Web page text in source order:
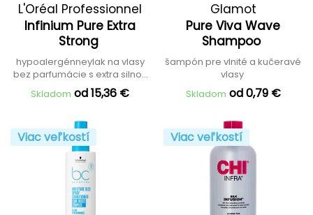
L'Oréal Professionnel
Infinium Pure Extra
Strong
hypoalergénneylak na vlasy
bez parfumácie s extra silnou
fixáciou
Skladom od 15,36 €
Glamot
Pure Viva Wave
Shampoo
šampón pre vlnité a kučeravé
vlasy
Skladom od 0,79 €
Viac veľkostí Viac veľkostí